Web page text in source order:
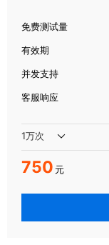
免费测试量
有效期
并发支持
客服响应
750 元